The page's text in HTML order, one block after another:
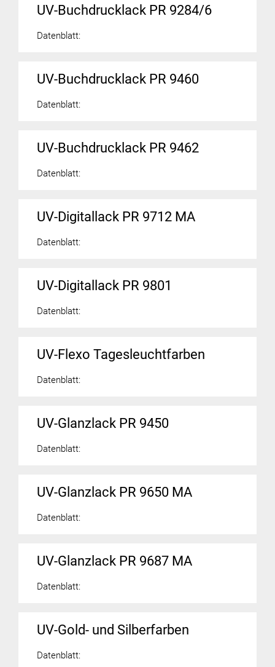
UV-Buchdrucklack PR 9284/6
Datenblatt:
UV-Buchdrucklack PR 9460
Datenblatt:
UV-Buchdrucklack PR 9462
Datenblatt:
UV-Digitallack PR 9712 MA
Datenblatt:
UV-Digitallack PR 9801
Datenblatt:
UV-Flexo Tagesleuchtfarben
Datenblatt:
UV-Glanzlack PR 9450
Datenblatt:
UV-Glanzlack PR 9650 MA
Datenblatt:
UV-Glanzlack PR 9687 MA
Datenblatt:
UV-Gold- und Silberfarben
Datenblatt: